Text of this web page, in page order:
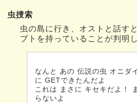
虫捜索
虫の島に行き、オストと話す
ブトを持っていることが判明し
なんと あの 伝説の虫 オニダ
に GETできたんだよ
これは まさに キセキだよ！
らないよ